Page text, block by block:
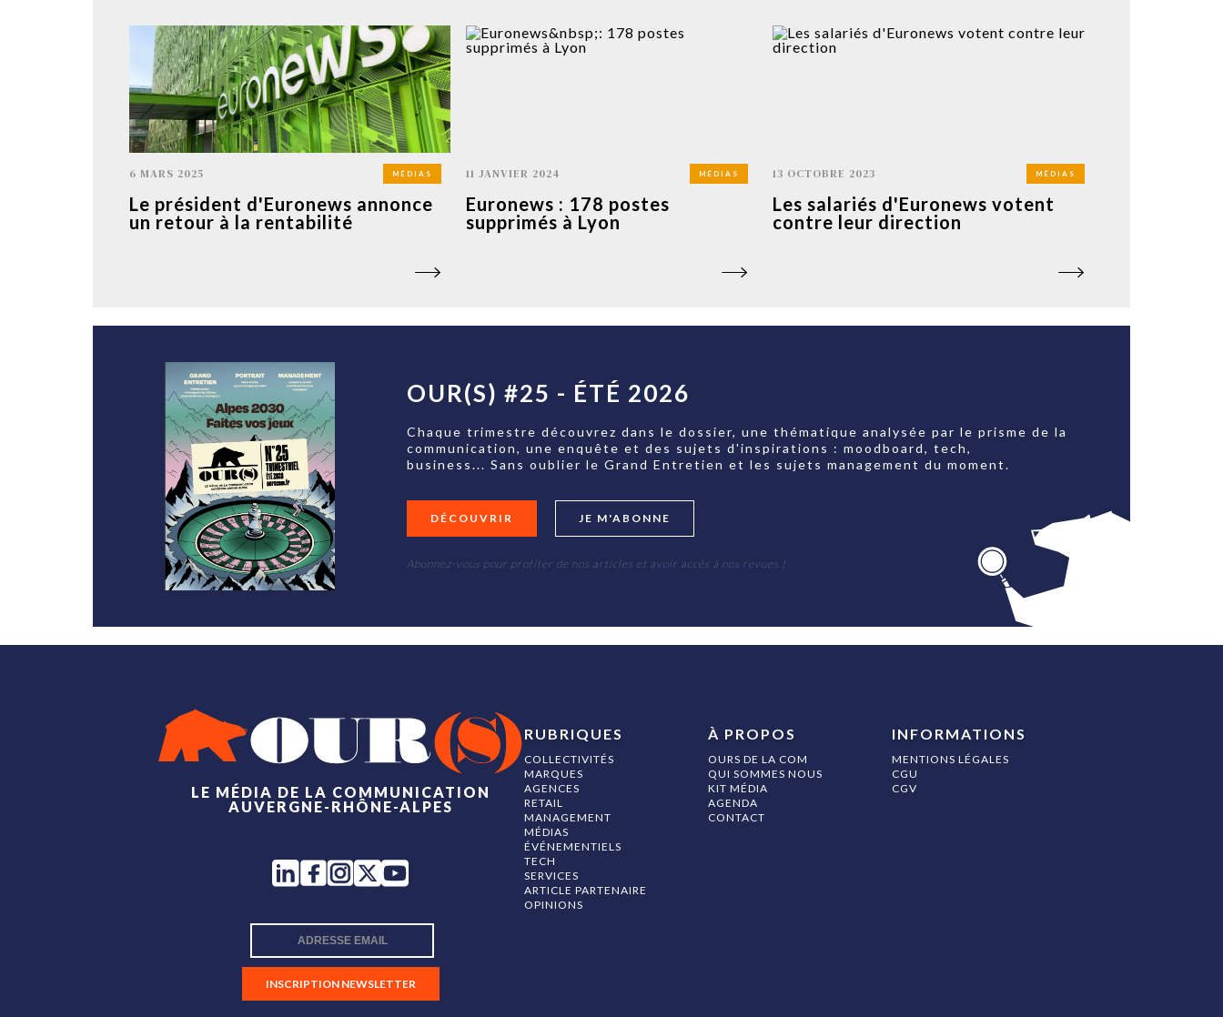
6 MARS 2025 MÉDIAS
Le président d'Euronews annonce
un retour à la rentabilité
11 JANVIER 2024 MÉDIAS
Euronews : 178 postes
supprimés à Lyon
13 OCTOBRE 2023 MÉDIAS
Les salariés d'Euronews votent
contre leur direction
OUR(S) #25 - ÉTÉ 2026
Chaque trimestre découvrez dans le dossier, une thématique analysée par le prisme de la
communication, une enquête et des sujets d'inspirations : moodboard, tech,
business... Sans oublier le Grand Entretien et les sujets management du moment.
DÉCOUVRIR JE M'ABONNE
Abonnez-vous pour profiter de nos articles et avoir accès à nos revues !
LE MÉDIA DE LA COMMUNICATION
AUVERGNE-RHÔNE-ALPES
INSCRIPTION NEWSLETTER
RUBRIQUES
COLLECTIVITÉS
MARQUES
AGENCES
RETAIL
MANAGEMENT
MÉDIAS
ÉVÉNEMENTIELS
TECH
SERVICES
ARTICLE PARTENAIRE
OPINIONS
À PROPOS
OURS DE LA COM
QUI SOMMES NOUS
KIT MÉDIA
AGENDA
CONTACT
INFORMATIONS
MENTIONS LÉGALES
CGU
CGV